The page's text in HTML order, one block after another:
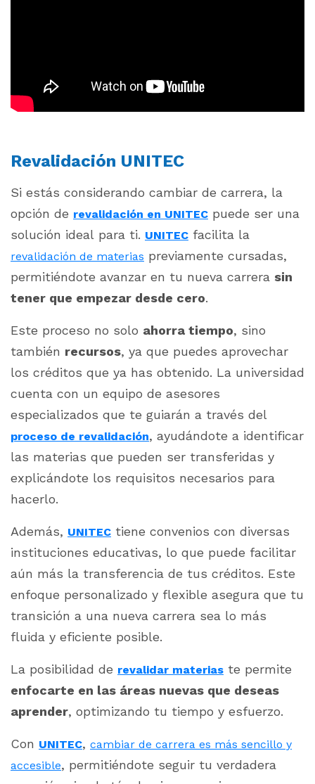
Revalidación UNITEC
Si estás considerando cambiar de carrera, la
opción de revalidación en UNITEC puede ser una
solución ideal para ti. UNITEC facilita la
revalidación de materias previamente cursadas,
permitiéndote avanzar en tu nueva carrera sin
tener que empezar desde cero.
Este proceso no solo ahorra tiempo, sino
también recursos, ya que puedes aprovechar
los créditos que ya has obtenido. La universidad
cuenta con un equipo de asesores
especializados que te guiarán a través del
proceso de revalidación, ayudándote a identificar
las materias que pueden ser transferidas y
explicándote los requisitos necesarios para
hacerlo.
Además, UNITEC tiene convenios con diversas
instituciones educativas, lo que puede facilitar
aún más la transferencia de tus créditos. Este
enfoque personalizado y flexible asegura que tu
transición a una nueva carrera sea lo más
fluida y eficiente posible.
La posibilidad de revalidar materias te permite
enfocarte en las áreas nuevas que deseas
aprender, optimizando tu tiempo y esfuerzo.
Con UNITEC, cambiar de carrera es más sencillo y
accesible, permitiéndote seguir tu verdadera